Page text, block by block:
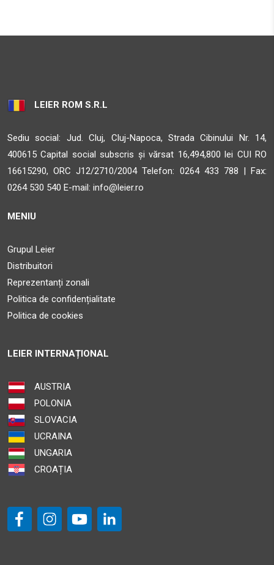
LEIER ROM S.R.L
Sediu social: Jud. Cluj, Cluj-Napoca, Strada Cibinului Nr. 14,
400615 Capital social subscris și vărsat 16,494,800 lei CUI RO
16615290, ORC J12/2710/2004 Telefon: 0264 433 788 | Fax:
0264 530 540 E-mail: info@leier.ro
MENIU
Grupul Leier
Distribuitori
Reprezentanți zonali
Politica de confidențialitate
Politica de cookies
LEIER INTERNAȚIONAL
AUSTRIA
POLONIA
SLOVACIA
UCRAINA
UNGARIA
CROAȚIA